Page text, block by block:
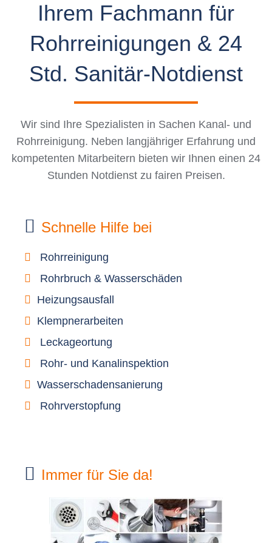
Ihrem Fachmann für
Rohrreinigungen & 24
Std. Sanitär-Notdienst
Wir sind Ihre Spezialisten in Sachen Kanal- und
Rohrreinigung. Neben langjähriger Erfahrung und
kompetenten Mitarbeitern bieten wir Ihnen einen 24
Stunden Notdienst zu fairen Preisen.
Schnelle Hilfe bei
Rohrreinigung
Rohrbruch & Wasserschäden
Heizungsausfall
Klempnerarbeiten
Leckageortung
Rohr- und Kanalinspektion
Wasserschadensanierung
Rohrverstopfung
Immer für Sie da!